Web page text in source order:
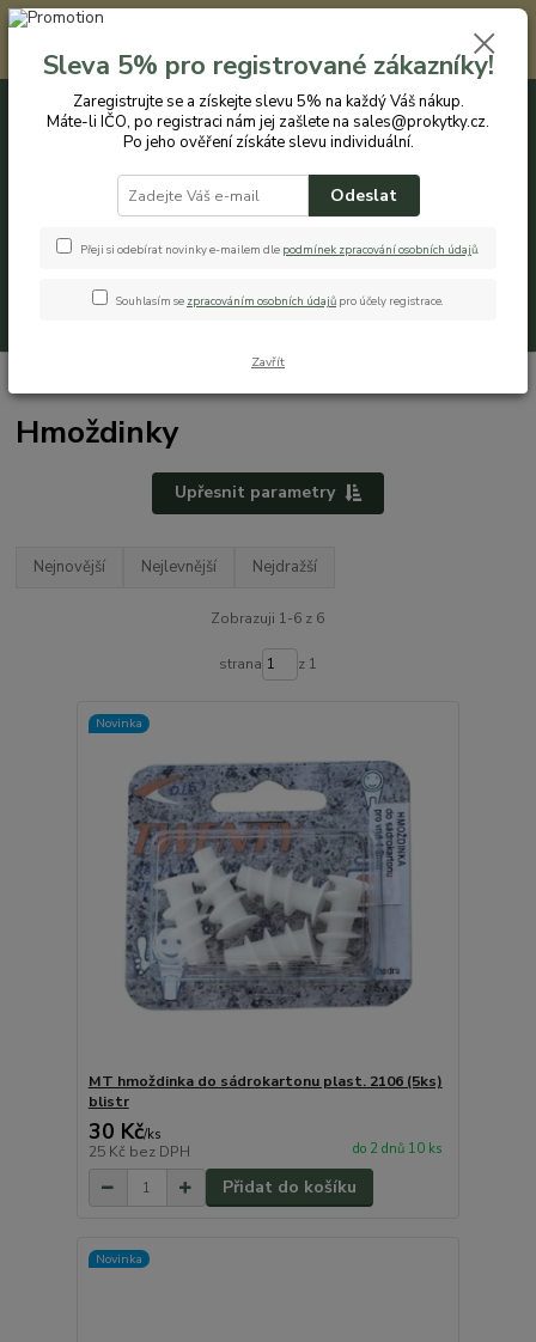
Registrovaným zákazníkům nabízíme slevu 5% na každý nákup. Máte-li
IČO, po registraci nám jej zašlete na sales@prokytky.cz. Po jeho ověření
získáte slevu individuální. Přejít na registraci →
CZK
+420 774 544 973 0ks
Hmoždinky
Upřesnit parametry
Nejnovější Nejlevnější Nejdražší
Zobrazuji 1-6 z 6
strana z 1
Novinka
MT hmoždinka do sádrokartonu plast. 2106 (5ks)
blistr
30 Kč/ks
25 Kč bez DPH do 2 dnů 10 ks
Přidat do košíku
Novinka
Sleva 5% pro registrované zákazníky!
Zaregistrujte se a získejte slevu 5% na každý Váš nákup.
Máte-li IČO, po registraci nám jej zašlete na sales@prokytky.cz.
Po jeho ověření získáte slevu individuální.
Odeslat
Přeji si odebírat novinky e-mailem dle podmínek zpracování osobních údajů.
Souhlasím se zpracováním osobních údajů pro účely registrace.
Zavřít